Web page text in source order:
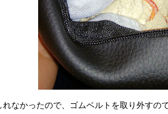
なかったので、ゴムベルトを取り外すの